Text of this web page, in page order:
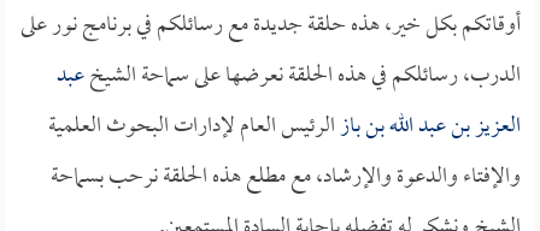
أوقاتكم بكل خير، هذه حلقة جديدة مع رسائلكم في برنامج نور على
الدرب، رسائلكم في هذه الحلقة نعرضها على سماحة الشيخعبد
العزيز بن عبد الله بن بازالرئيس العام لإدارات البحوث العلمية
والإفتاء والدعوة والإرشاد، مع مطلع هذه الحلقة نرحب بسماحة